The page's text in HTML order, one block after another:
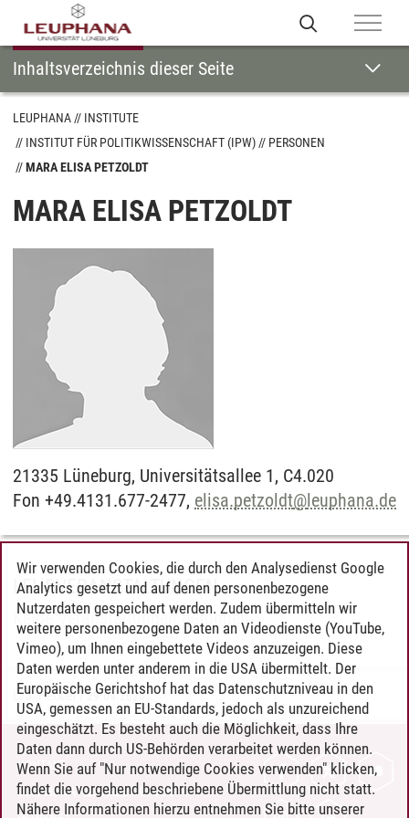
Inhaltsverzeichnis dieser Seite
LEUPHANA
INSTITUTE
INSTITUT FÜR POLITIKWISSENSCHAFT (IPW)
PERSONEN
MARA ELISA PETZOLDT
MARA ELISA PETZOLDT
21335 Lüneburg, Universitätsallee 1, C4.020
Fon +49.4131.677-2477, elisa.petzoldt@leuphana.de
LEHRVERANSTALTUNGEN
Keine Veranstaltungen gefunden.
L. J. Heckler/29.04.2026
KONTAKT
LEUPHANA ALS ARBEITGEBER
Wir verwenden Cookies, die durch den Analysedienst Google
Analytics gesetzt und auf denen personenbezogene
Nutzerdaten gespeichert werden. Zudem übermitteln wir
weitere personenbezogene Daten an Videodienste (YouTube,
Vimeo), um Ihnen eingebettete Videos anzuzeigen. Diese
Daten werden unter anderem in die USA übermittelt. Der
Europäische Gerichtshof hat das Datenschutzniveau in den
USA, gemessen an EU-Standards, jedoch als unzureichend
eingeschätzt. Es besteht auch die Möglichkeit, dass Ihre
Daten dann durch US-Behörden verarbeitet werden können.
Wenn Sie auf "Nur notwendige Cookies verwenden" klicken,
findet die vorgehend beschriebene Übermittlung nicht statt.
Nähere Informationen hierzu entnehmen Sie bitte unserer